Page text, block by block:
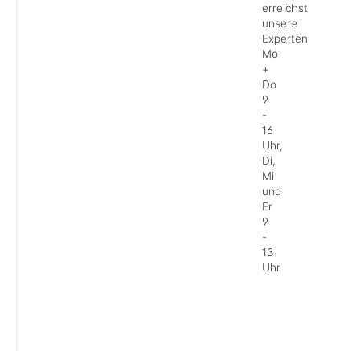
erreichst
unsere
Experten
Mo
+
Do
9
-
16
Uhr,
Di,
Mi
und
Fr
9
-
13
Uhr